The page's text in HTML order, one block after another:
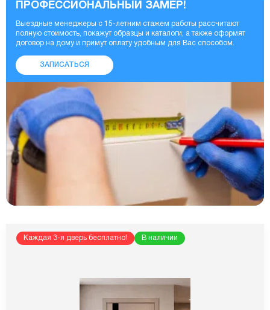
ПРОФЕССИОНАЛЬНЫЙ ЗАМЕР!
Выездные менеджеры с 15-летним стажем работы рассчитают
полную стоимость, покажут образцы и каталоги, а также оформят
договор на дому и примут оплату удобным для Вас способом.
ЗАПИСАТЬСЯ
Каждая 3-я дверь бесплатно! В наличии